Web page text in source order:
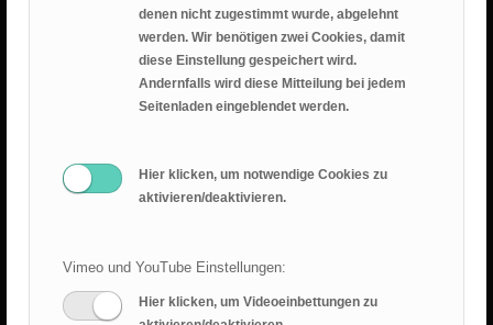
denen nicht zugestimmt wurde, abgelehnt
werden. Wir benötigen zwei Cookies, damit
diese Einstellung gespeichert wird.
Andernfalls wird diese Mitteilung bei jedem
Seitenladen eingeblendet werden.
Hier klicken, um notwendige Cookies zu
aktivieren/deaktivieren.
Vimeo und YouTube Einstellungen:
Hier klicken, um Videoeinbettungen zu
Epheserbrief Teil 5